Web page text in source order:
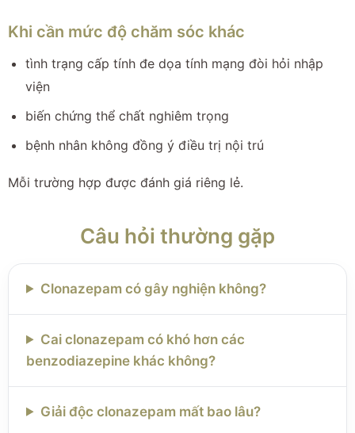
Khi cần mức độ chăm sóc khác
tình trạng cấp tính đe dọa tính mạng đòi hỏi nhập
viện
biến chứng thể chất nghiêm trọng
bệnh nhân không đồng ý điều trị nội trú
Mỗi trường hợp được đánh giá riêng lẻ.
Câu hỏi thường gặp
Clonazepam có gây nghiện không?
Cai clonazepam có khó hơn các
benzodiazepine khác không?
Giải độc clonazepam mất bao lâu?